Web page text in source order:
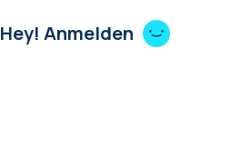
Hey! Anmelden